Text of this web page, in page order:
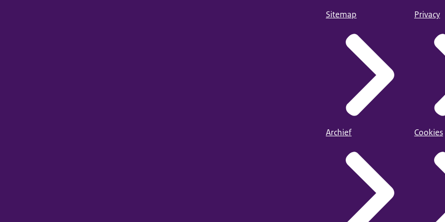
Is er geen sprake van een geneeskundige context? Dan valt persoonlijke verzorging
noemt dit dan ook wel adl-hulp: hulp bij algemene dagelijkse levensverrichtingen.
De hulp is dan nodig omdat u (tijdelijk) niet zelfredzaam bent. Dit kan bijvoorbeeld
verstandelijke beperking, een psychiatrische aandoening of een zintuiglijke
Sitemap
Archief
Privacy
Cookies